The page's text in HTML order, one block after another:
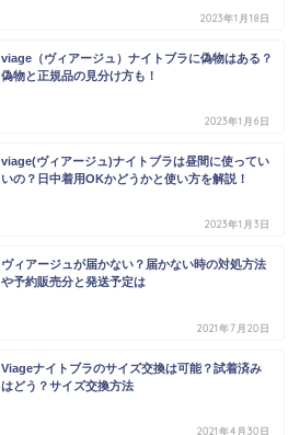
2023年1月18日
viage（ヴィアージュ）ナイトブラに偽物はある？
偽物と正規品の見分け方も！
2023年1月6日
viage(ヴィアージュ)ナイトブラは昼間に使ってい
いの？日中着用OKかどうかと使い方を解説！
2023年1月3日
ヴィアージュが届かない？届かない時の対処方法
や予約販売分と発送予定は
2021年7月20日
Viageナイトブラのサイズ交換は可能？試着済み
はどう？サイズ交換方法
2021年4月30日